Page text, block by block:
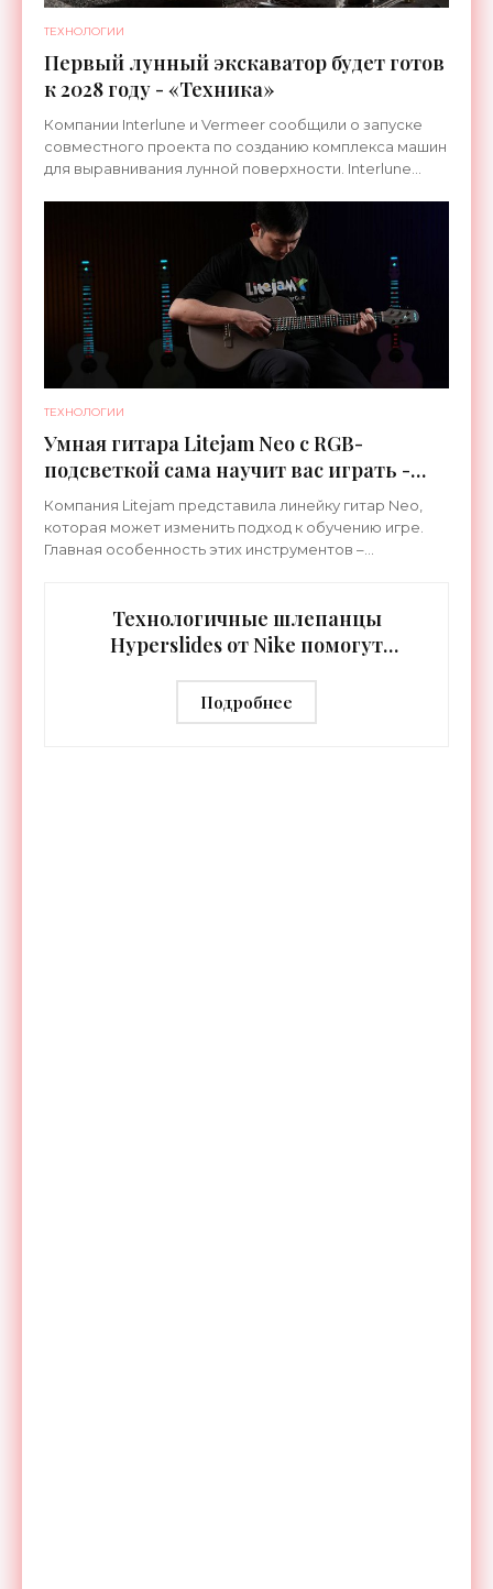
ТЕХНОЛОГИИ
Первый лунный экскаватор будет готов
к 2028 году - «Техника»
Компании Interlune и Vermeer сообщили о запуске
совместного проекта по созданию комплекса машин
для выравнивания лунной поверхности. Interlune
ТЕХНОЛОГИИ
Умная гитара Litejam Neo с RGB-
подсветкой сама научит вас играть -
«Гаджеты»
Компания Litejam представила линейку гитар Neo,
которая может изменить подход к обучению игре.
Главная особенность этих инструментов –
Технологичные шлепанцы
Hyperslides от Nike помогут
тренировки - «Гаджеты»
Подробнее